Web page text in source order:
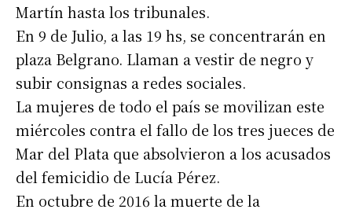
Martín hasta los tribunales.
En 9 de Julio, a las 19 hs, se concentrarán en
plaza Belgrano. Llaman a vestir de negro y
subir consignas a redes sociales.
La mujeres de todo el país se movilizan este
miércoles contra el fallo de los tres jueces de
Mar del Plata que absolvieron a los acusados
del femicidio de Lucía Pérez.
En octubre de 2016 la muerte de la